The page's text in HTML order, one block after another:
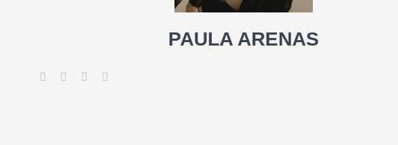
PAULA ARENAS